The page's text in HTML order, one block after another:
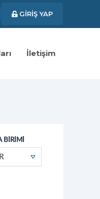
GİRİŞ YAP
İletişim
BİRİMİ